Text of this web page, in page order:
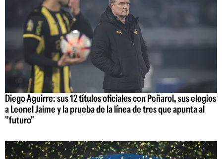
Diego Aguirre: sus 12 títulos oficiales con Peñarol, sus elogios
a Leonel Jaime y la prueba de la línea de tres que apunta al
"futuro"